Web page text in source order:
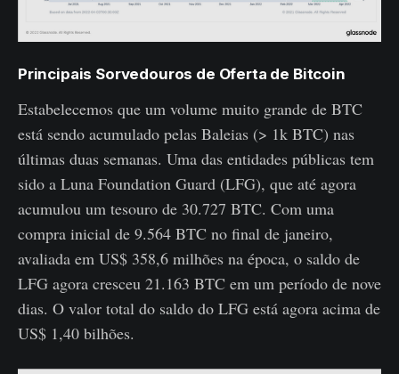
Principais Sorvedouros de Oferta de Bitcoin
Estabelecemos que um volume muito grande de BTC
está sendo acumulado pelas Baleias (> 1k BTC) nas
últimas duas semanas. Uma das entidades públicas tem
sido a Luna Foundation Guard (LFG), que até agora
acumulou um tesouro de 30.727 BTC. Com uma
compra inicial de 9.564 BTC no final de janeiro,
avaliada em US$ 358,6 milhões na época, o saldo de
LFG agora cresceu 21.163 BTC em um período de nove
dias. O valor total do saldo do LFG está agora acima de
US$ 1,40 bilhões.